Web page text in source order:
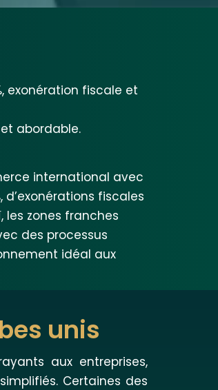
exonération fiscale et
abordable.
international avec
fiscales
les zones franches
des processus
idéal aux
unis
aux entreprises,
Certaines des